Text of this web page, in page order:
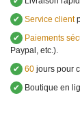
✔ Service client
✔
Paiements
Paypal, etc.).
✔ 60 jours pour
✔
Boutique en